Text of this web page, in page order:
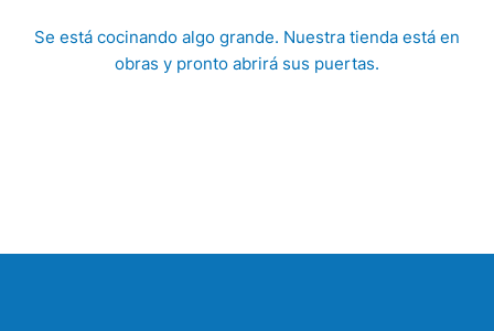
Se está cocinando algo grande. Nuestra tienda está en
obras y pronto abrirá sus puertas.